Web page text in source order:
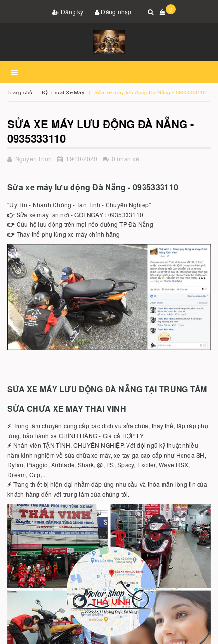
Đăng ký Đăng nhập 0
Trang chủ Kỷ Thuật Xe Máy Sửa xe máy lưu động Đà Nẵng - 0935333110
SỬA XE MÁY LƯU ĐỘNG ĐÀ NẴNG -
0935333110
Nguyen Trinh 19/10/2020 0 nhận xét
Sửa xe máy lưu động Đà Nẵng - 0935333110
"Uy Tín - Nhanh Chóng - Tận Tình - Chuyên Nghiệp"
👉 Sửa xe máy tận nơi - GỌI NGAY : 0935333110
👉 Cứu hộ lưu động trên mọi nẻo đường TP Đà Nẵng
👉 Thay thế phụ tùng xe máy chính hãng
SỬA XE MÁY LƯU ĐỘNG ĐÀ NẴNG TẠI TRUNG TÂM
SỬA CHỮA XE MÁY THÁI VINH
⚡️ Trung tâm chuyên cung cấp các dịch vụ sửa chữa, thay thế, lắp ráp phụ
tùng, bảo hành xe CHÍNH HÃNG - Giá cả HỢP LÝ
⚡️ Nhân viên TẬN TÌNH, CHUYÊN NGHIỆP. Với đội ngũ kỹ thuật nhiều
năm kinh nghiệm về sửa chữa xe máy, xe tay ga cao cấp như Honda SH,
Dylan, Piaggio, Airblade, Shark, @, PS, Spacy, Exciter, Wave RSX,
Dream, Cup,...
⚡️ Trang thiết bị hiện đại nhằm đáp ứng nhu cầu và thỏa mãn lòng tin của
khách hàng đến với trung tâm của chúng tôi.